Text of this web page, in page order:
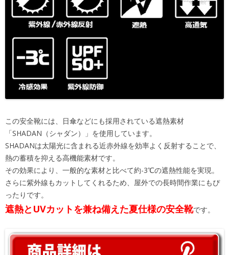
この安全靴には、日傘などにも採用されている遮熱素材
「SHADAN（シャダン）」を使用しています。
SHADANは太陽光に含まれる近赤外線を効率よく反射することで、
熱の蓄積を抑える高機能素材です。
その効果により、一般的な素材と比べて約-3℃の遮熱性能を実現。
さらに紫外線もカットしてくれるため、屋外での長時間作業にもぴ
ったりです。
遮熱とUVカットを兼ね備えた夏仕様の安全靴です。